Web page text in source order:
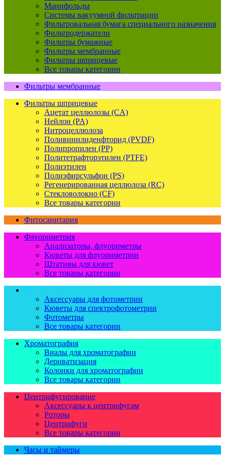
Манифольды
Системы вакуумной фильтрации
Фильтровальная бумага специального назначения
Фильтродержатели
Фильтры бумажные
Фильтры мембранные
Фильтры шприцевые
Все товары категории
Фильтры мембранные
Фильтры шприцевые
Ацетат целлюлозы (CA)
Нейлон (PA)
Нитроцеллюлоза
Поливинилиденфторид (PVDF)
Полипропилен (PP)
Политетрафторэтилен (PTFE)
Полиэтилен
Полиэфирсульфон (PS)
Регенерированная целлюлоза (RC)
Стекловолокно (CF)
Все товары категории
Фитосанитария
Флуориметрия
Анализаторы, флуориметры
Кюветы для флуориметрии
Штативы для кювет
Все товары категории
Аксессуары для фотометрии
Кюветы для спектрофотометрии
Фотометры
Все товары категории
Хроматография
Виалы для хроматографии
Дериватизация
Колонки для хроматографии
Все товары категории
Центрифугирование
Аксессуары к центрифугам
Роторы
Центрифуги
Все товары категории
Часы и таймеры